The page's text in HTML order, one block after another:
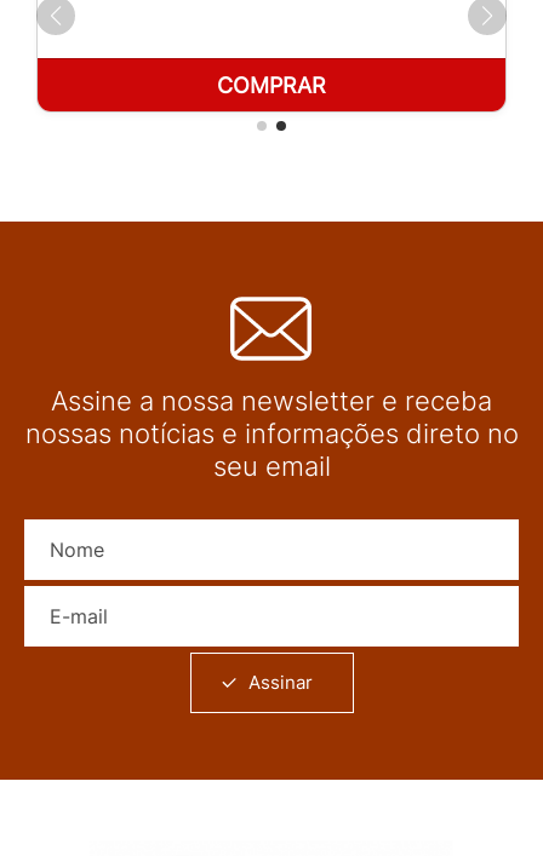
COMPRAR
Assine a nossa newsletter e receba
nossas notícias e informações direto no
seu email
Assinar